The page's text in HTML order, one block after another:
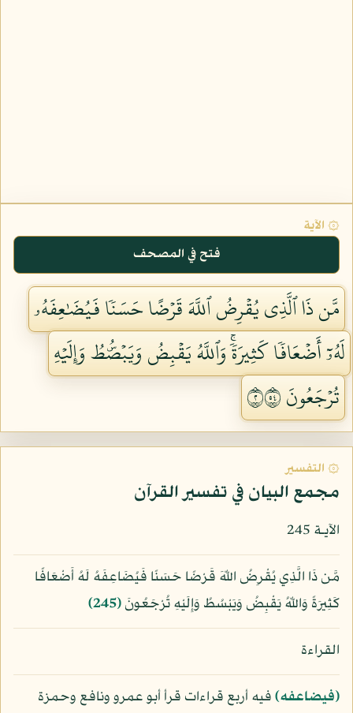
۞ الآية
فتح في المصحف
مَّن ذَا ٱلَّذِي يُقۡرِضُ ٱللَّهَ قَرۡضًا حَسَنٗا فَيُضَٰعِفَهُۥ
لَهُۥٓ أَضۡعَافٗا كَثِيرَةٗۚ وَٱللَّهُ يَقۡبِضُ وَيَبۡصُۜطُ وَإِلَيۡهِ
تُرۡجَعُونَ ٢٤٥
۞ التفسير
مجمع البيان في تفسير القرآن
الآيـة 245
مَّن ذَا الَّذِي يُقْرِضُ اللّهَ قَرْضًا حَسَنًا فَيُضَاعِفَهُ لَهُ أَضْعَافًا
كَثِيرَةً وَاللّهُ يَقْبِضُ وَيَبْسُطُ وَإِلَيْهِ تُرْجَعُونَ﴿245﴾
القراءة
﴿فيضاعفه﴾فيه أربع قراءات قرأ أبو عمرو ونافع وحمزة